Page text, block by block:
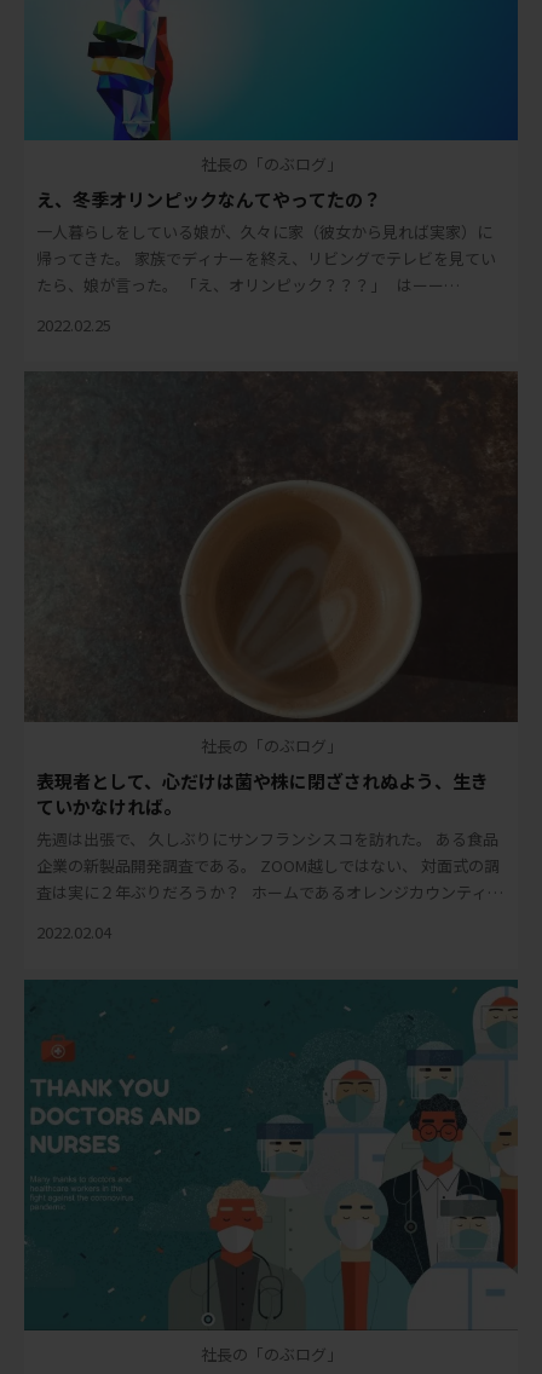
社長の「のぶログ」
え、冬季オリンピックなんてやってたの？
一人暮らしをしている娘が、久々に家（彼女から見れば実家）に
帰ってきた。 家族でディナーを終え、リビングでテレビを見てい
たら、娘が言った。 「え、オリンピック？？？」 はーー
2022.02.25
社長の「のぶログ」
表現者として、心だけは菌や株に閉ざされぬよう、生き
ていかなければ。
先週は出張で、 久しぶりにサンフランシスコを訪れた。 ある食品
企業の新製品開発調査である。 ZOOM越しではない、 対面式の調
査は実に２年ぶりだろうか？ ホームであるオレンジカウンティ
2022.02.04
社長の「のぶログ」